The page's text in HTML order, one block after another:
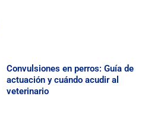
Convulsiones en perros: Guía de
actuación y cuándo acudir al
veterinario